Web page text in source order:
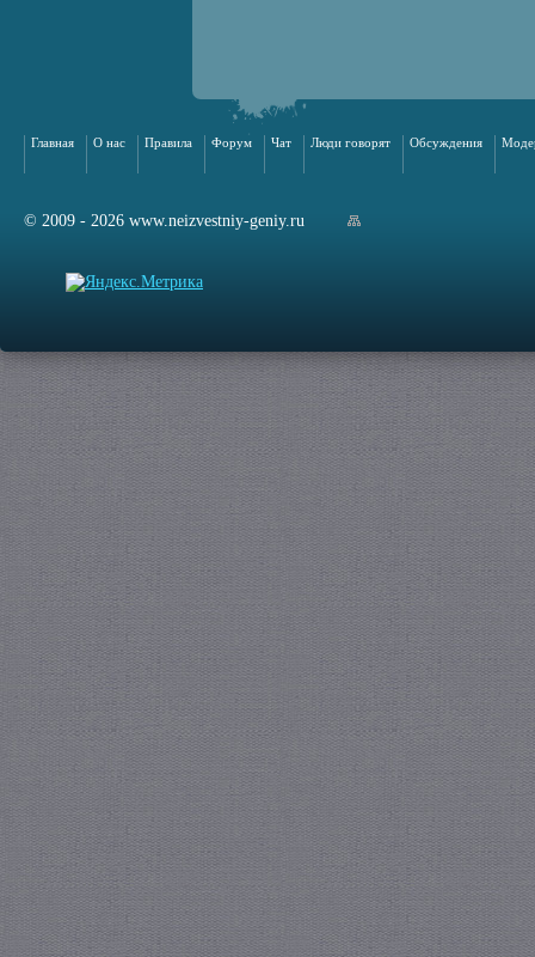
Главная О нас Правила Форум Чат Люди говорят Обсуждения
© 2009 - 2026 www.neizvestniy-geniy.ru
сайта